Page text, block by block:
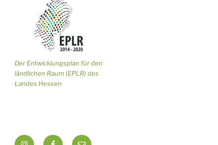
Der Entwicklungsplan für den
ländlichen Raum (EPLR) des
Landes Hessen
Insta FacebookMail